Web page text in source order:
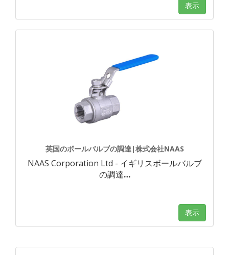
表示
英国のボールバルブの調達|株式会社NAAS
NAAS Corporation Ltd - イギリスボールバルブ
の調達…
表示